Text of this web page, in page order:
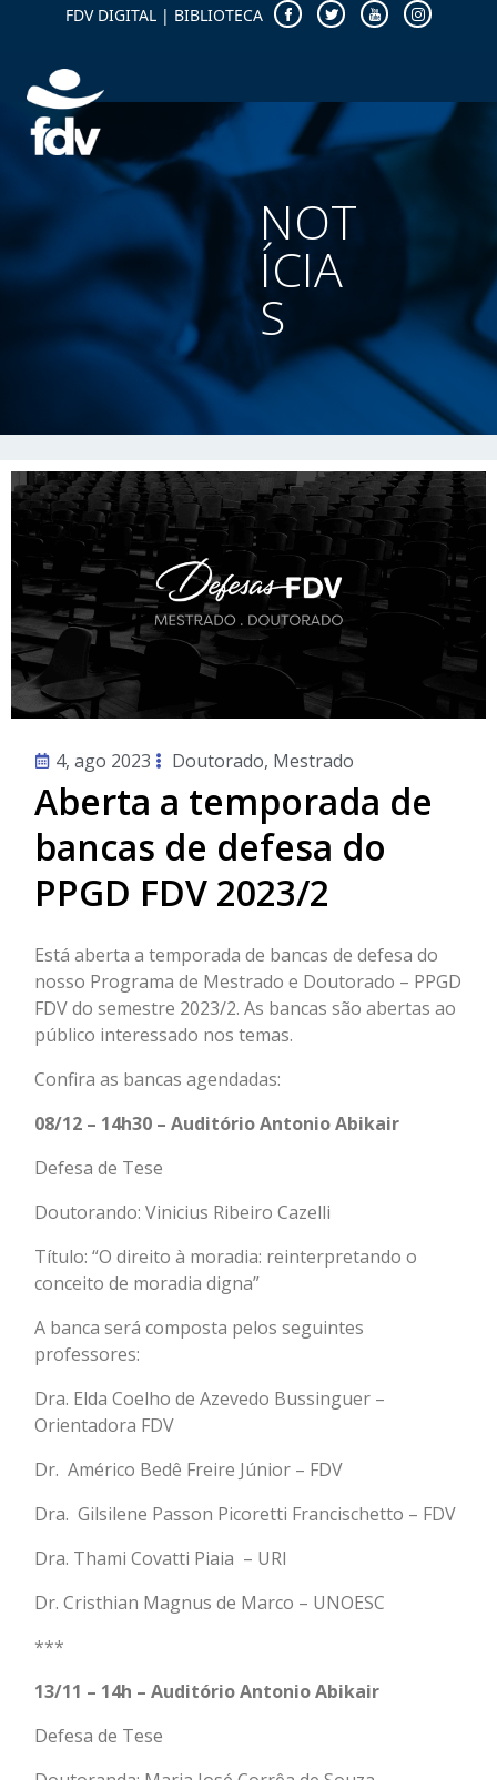
FDV DIGITAL | BIBLIOTECA
NOT
ÍCIA
S
4, ago 2023 Doutorado, Mestrado
Aberta a temporada de
bancas de defesa do
PPGD FDV 2023/2
Está aberta a temporada de bancas de defesa do
nosso Programa de Mestrado e Doutorado – PPGD
FDV do semestre 2023/2. As bancas são abertas ao
público interessado nos temas.
Confira as bancas agendadas:
08/12 – 14h30 – Auditório Antonio Abikair
Defesa de Tese
Doutorando: Vinicius Ribeiro Cazelli
Título: “O direito à moradia: reinterpretando o
conceito de moradia digna”
A banca será composta pelos seguintes
professores:
Dra. Elda Coelho de Azevedo Bussinguer –
Orientadora FDV
Dr. Américo Bedê Freire Júnior – FDV
Dra. Gilsilene Passon Picoretti Francischetto – FDV
Dra. Thami Covatti Piaia – URI
Dr. Cristhian Magnus de Marco – UNOESC
***
13/11 – 14h – Auditório Antonio Abikair
Defesa de Tese